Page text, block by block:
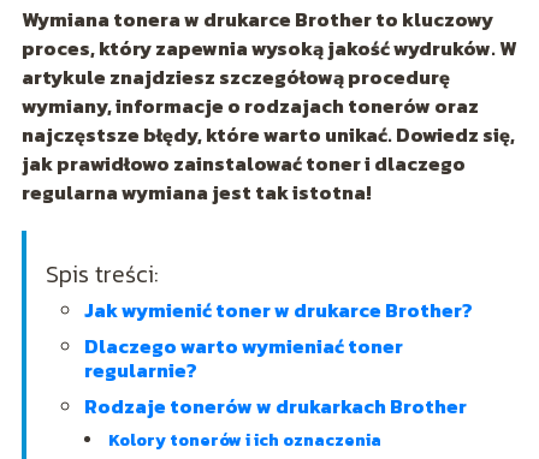
Wymiana tonera w drukarce Brother to kluczowy
proces, który zapewnia wysoką jakość wydruków. W
artykule znajdziesz szczegółową procedurę
wymiany, informacje o rodzajach tonerów oraz
najczęstsze błędy, które warto unikać. Dowiedz się,
jak prawidłowo zainstalować toner i dlaczego
regularna wymiana jest tak istotna!
Spis treści:
Jak wymienić toner w drukarce Brother?
Dlaczego warto wymieniać toner
regularnie?
Rodzaje tonerów w drukarkach Brother
Kolory tonerów i ich oznaczenia